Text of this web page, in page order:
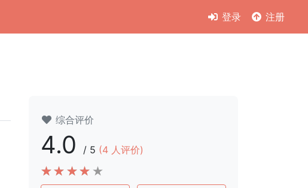
登录 注册
综合评价
4.0 / 5 (4 人评价)